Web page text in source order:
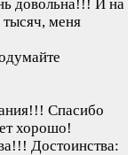
довольна!!! И на
меня
Спасибо
хорошо!
Достоинства: